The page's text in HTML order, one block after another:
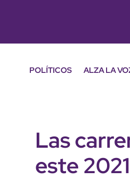
POLÍTICOS ALZA LA
Las
este 2021